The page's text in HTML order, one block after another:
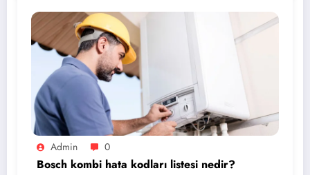
Admin 0
Bosch kombi hata kodları listesi nedir?